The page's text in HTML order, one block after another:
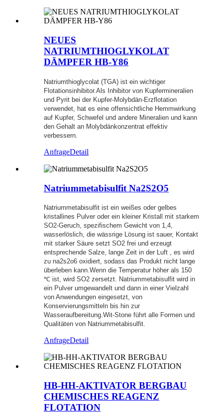
NEUES
NATRIUMTHIOGLYKOLAT
DÄMPFER HB-Y86
Natriumthioglycolat (TGA) ist ein wichtiger
Flotationsinhibitor.Als Inhibitor von Kupfermineralien
und Pyrit bei der Kupfer-Molybdän-Erzflotation
verwendet, hat es eine offensichtliche Hemmwirkung
auf Kupfer, Schwefel und andere Mineralien und kann
den Gehalt an Molybdänkonzentrat effektiv
verbessern.
AnfrageDetail
Natriummetabisulfit Na2S2O5
Natriummetabisulfit ist ein weißes oder gelbes
kristallines Pulver oder ein kleiner Kristall mit starkem
SO2-Geruch, spezifischem Gewicht von 1,4,
wasserlöslich, die wässrige Lösung ist sauer, Kontakt
mit starker Säure setzt SO2 frei und erzeugt
entsprechende Salze, lange Zeit in der Luft , es wird
zu na2s2o6 oxidiert, sodass das Produkt nicht lange
überleben kann.Wenn die Temperatur höher als 150
℃ ist, wird SO2 zersetzt. Natriummetabisulfit wird in
ein Pulver umgewandelt und dann in einer Vielzahl
von Anwendungen eingesetzt, von
Konservierungsmitteln bis hin zur
Wasseraufbereitung.Wit-Stone führt alle Formen und
Qualitäten von Natriummetabisulfit.
AnfrageDetail
HB-HH-AKTIVATOR BERGBAU
CHEMISCHES REAGENZ
FLOTATION